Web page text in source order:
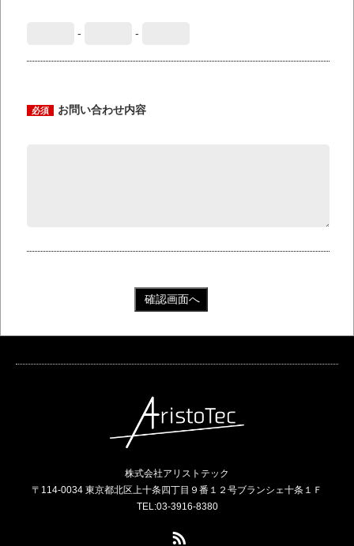
- -
必須 お問い合わせ内容
株式会社アリストテック
〒114-0034 東京都北区上十条四丁目９番１２号ブランシェ十条１Ｆ
TEL:03-3916-8380